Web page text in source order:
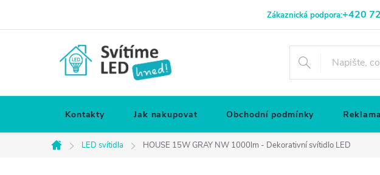
Zákaznická podpora:+420
Kontakty Jak nakupovat Obchodní podmínky
Domů
LED svítidla HOUSE 15W GRAY NW 1000lm - Dekorativní svítidlo LED